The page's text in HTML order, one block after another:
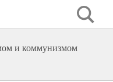
и коммунизмом